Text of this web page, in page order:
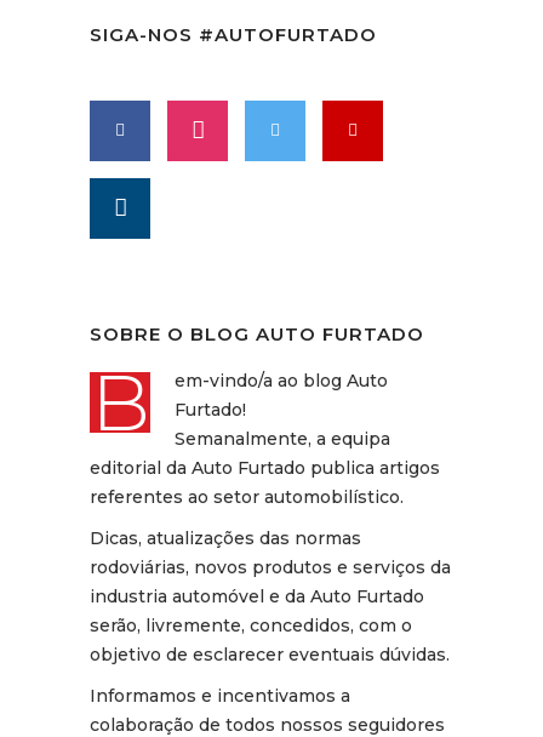
SIGA-NOS #AUTOFURTADO
SOBRE O BLOG AUTO FURTADO
B
em-vindo/a ao blog Auto
Furtado!
Semanalmente, a equipa
editorial da Auto Furtado publica artigos
referentes ao setor automobilístico.
Dicas, atualizações das normas
rodoviárias, novos produtos e serviços da
industria automóvel e da Auto Furtado
serão, livremente, concedidos, com o
objetivo de esclarecer eventuais dúvidas.
Informamos e incentivamos a
colaboração de todos nossos seguidores